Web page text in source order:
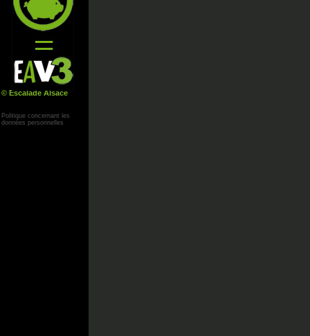
© Escalade Alsace
Politique concernant les
données personnelles